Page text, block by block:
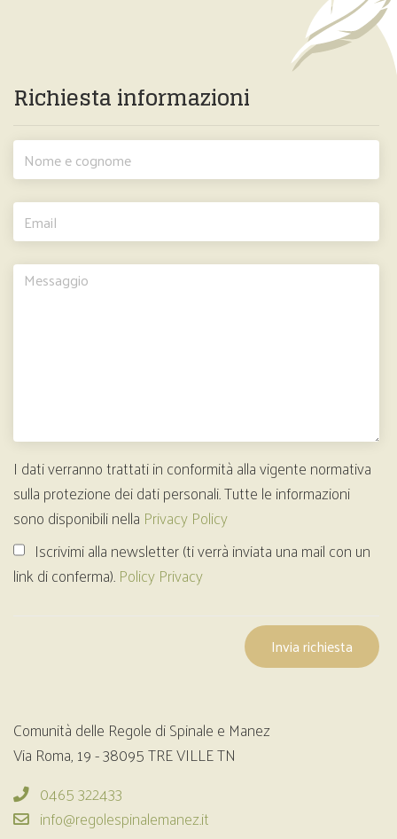
Richiesta informazioni
I dati verranno trattati in conformità alla vigente normativa
sulla protezione dei dati personali. Tutte le informazioni
sono disponibili nella Privacy Policy
Iscrivimi alla newsletter (ti verrà inviata una mail con un
link di conferma).Policy Privacy
Invia richiesta
Comunità delle Regole di Spinale e Manez
Via Roma, 19 - 38095 TRE VILLE TN
0465 322433
info@regolespinalemanez.it